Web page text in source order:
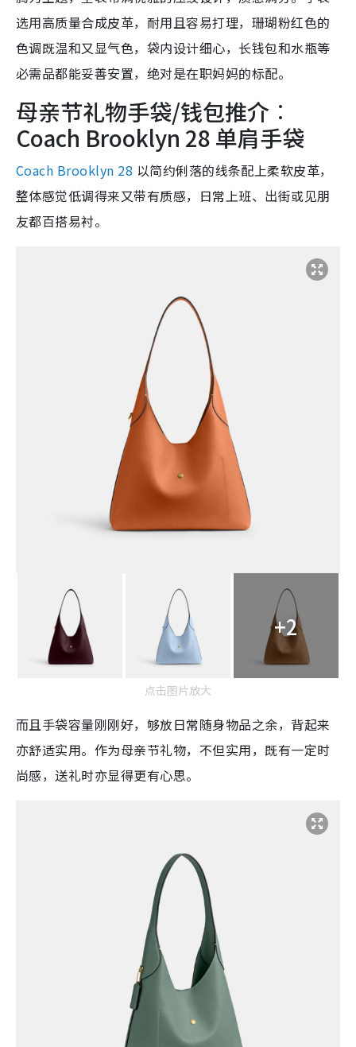
选用高质量合成皮革，耐用且容易打理，珊瑚粉红色的
色调既温和又显气色，袋内设计细心，长钱包和水瓶等
必需品都能妥善安置，绝对是在职妈妈的标配。
母亲节礼物手袋/钱包推介︰
Coach Brooklyn 28 单肩手袋
Coach Brooklyn 28 以简约俐落的线条配上柔软皮革，
整体感觉低调得来又带有质感，日常上班、出街或见朋
友都百搭易衬。
+2
点击图片放大
而且手袋容量刚刚好，够放日常随身物品之余，背起来
亦舒适实用。作为母亲节礼物，不但实用，既有一定时
尚感，送礼时亦显得更有心思。